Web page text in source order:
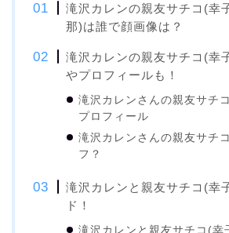
滝沢カレンの親友サチコ(幸
那)は誰で顔画像は？
滝沢カレンの親友サチコ(幸
やプロフィールも！
滝沢カレンさんの親友サチ
プロフィール
滝沢カレンさんの親友サチ
フ？
滝沢カレンと親友サチコ(幸
ド！
滝沢カレンと親友サチコ(幸